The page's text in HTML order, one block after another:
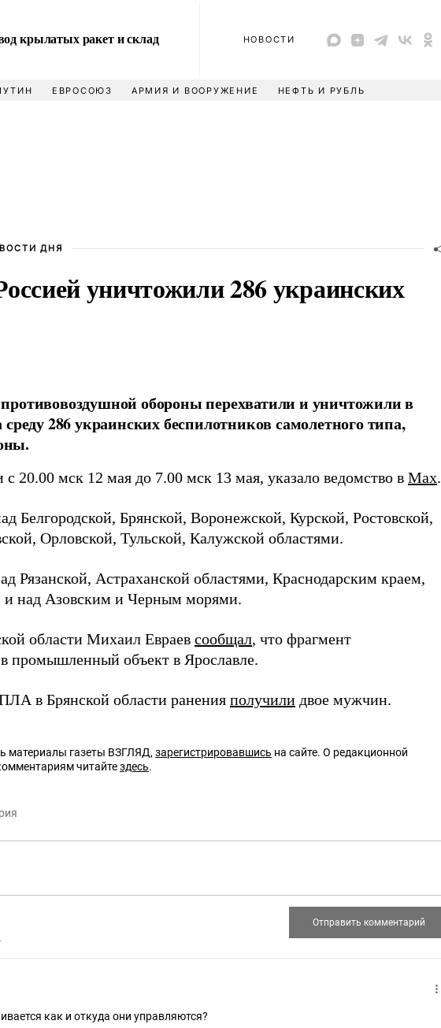
крылатых ракет и склад
НОВОСТИ
ЕВРОСОЮЗ АРМИЯ И ВООРУЖЕНИЕ НЕФТЬ И РУБЛЬ
ДНЯ
уничтожили 286 украинских
обороны перехватили и уничтожили в
286 украинских беспилотников самолетного типа,
20.00 мск 12 мая до 7.00 мск 13 мая, указало ведомство в Max.
Белгородской, Брянской, Воронежской, Курской, Ростовской,
Орловской, Тульской, Калужской областями.
Рязанской, Астраханской областями, Краснодарским краем,
над Азовским и Черным морями.
области Михаил Евраев сообщал, что фрагмент
промышленный объект в Ярославле.
в Брянской области ранения получили двое мужчин.
материалы газеты ВЗГЛЯД, зарегистрировавшись на сайте. О редакционной
читайтездесь.
как и откуда они управляются?